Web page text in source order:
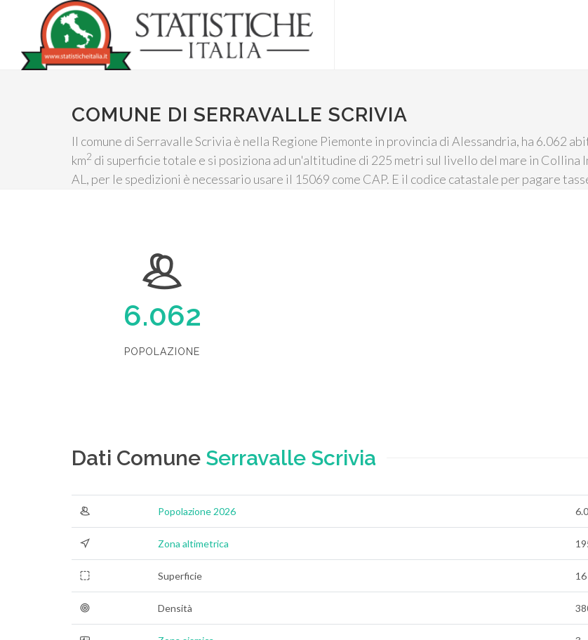
COMUNE DI SERRAVALLE SCRIVIA
Il comune di Serravalle Scrivia è nella Regione Piemonte in provincia di Alessandria, ha 6.062
km2 di superficie totale e si posiziona ad un'altitudine di 225 metri sul livello del mare in Collina
AL, per le spedizioni è necessario usare il 15069 come CAP. E il codice catastale per pagare
6.062
POPOLAZIONE
Dati Comune Serravalle Scrivia
Popolazione 2026
Zona altimetrica
Superficie
Densità